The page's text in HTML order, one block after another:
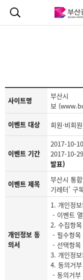
사이트명
부산시
보
이벤트 대상 회원·비회
이벤트 기간
2017-10-
2017-10-
발표)
이벤트 제목
부산시 통
기레터’ 구
개인정보 동
의서
1. 개인정
- 이벤트
2. 수집항목
- 필수항목
- 선택항
3. 개인정
4. 동의거
- 동의거부